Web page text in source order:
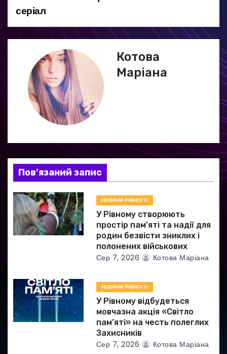
в
і
я
з
а
п
и
в
серіал
Котова
Маріана
Пов’язаний запис
НОВИНИ РІВНОГО
У Рівному створюють
простір пам’яті та надії для
родин безвісти зниклих і
полонених військових
Сер 7, 2026 Котова Маріана
НОВИНИ РІВНОГО
У Рівному відбудеться
мовчазна акція «Світло
пам’яті» на честь полеглих
Захисників
Сер 7, 2026 Котова Маріана